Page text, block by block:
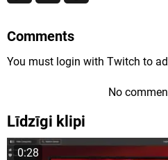
Comments
You must login with Twitch to
No
Līdzīgi klipi
0:28